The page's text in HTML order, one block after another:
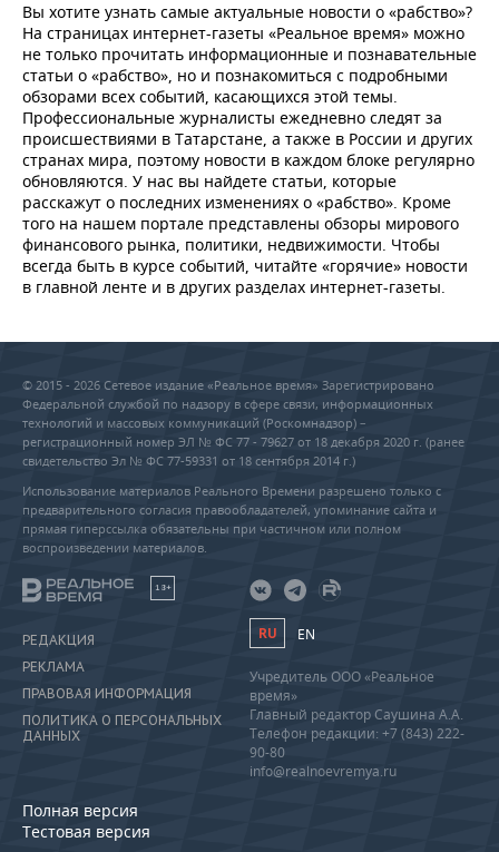
Вы хотите узнать самые актуальные новости о «рабство»?
На страницах интернет-газеты «Реальное время» можно
не только прочитать информационные и познавательные
статьи о «рабство», но и познакомиться с подробными
обзорами всех событий, касающихся этой темы.
Профессиональные журналисты ежедневно следят за
происшествиями в Татарстане, а также в России и других
странах мира, поэтому новости в каждом блоке регулярно
обновляются. У нас вы найдете статьи, которые
расскажут о последних изменениях о «рабство». Кроме
того на нашем портале представлены обзоры мирового
финансового рынка, политики, недвижимости. Чтобы
всегда быть в курсе событий, читайте «горячие» новости
в главной ленте и в других разделах интернет-газеты.
© 2015 - 2026 Сетевое издание «Реальное время» Зарегистрировано
Федеральной службой по надзору в сфере связи, информационных
технологий и массовых коммуникаций (Роскомнадзор) –
регистрационный номер ЭЛ № ФС 77 - 79627 от 18 декабря 2020 г. (ранее
свидетельство Эл № ФС 77-59331 от 18 сентября 2014 г.)
Использование материалов Реального Времени разрешено только с
предварительного согласия правообладателей, упоминание сайта и
прямая гиперссылка обязательны при частичном или полном
воспроизведении материалов.
18+
РЕДАКЦИЯ
РЕКЛАМА
ПРАВОВАЯ ИНФОРМАЦИЯ
ПОЛИТИКА О ПЕРСОНАЛЬНЫХ
ДАННЫХ
Полная версия
Тестовая версия
RU EN
Учредитель ООО «Реальное
время»
Главный редактор Саушина А.А.
Телефон редакции: +7 (843) 222-
90-80
info@realnoevremya.ru